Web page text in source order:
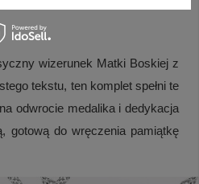
wizerunek Matki Boskiej z
tekstu, ten komplet spełni te
odwrocie medalika i dedykacja
gotową do wręczenia pamiątkę